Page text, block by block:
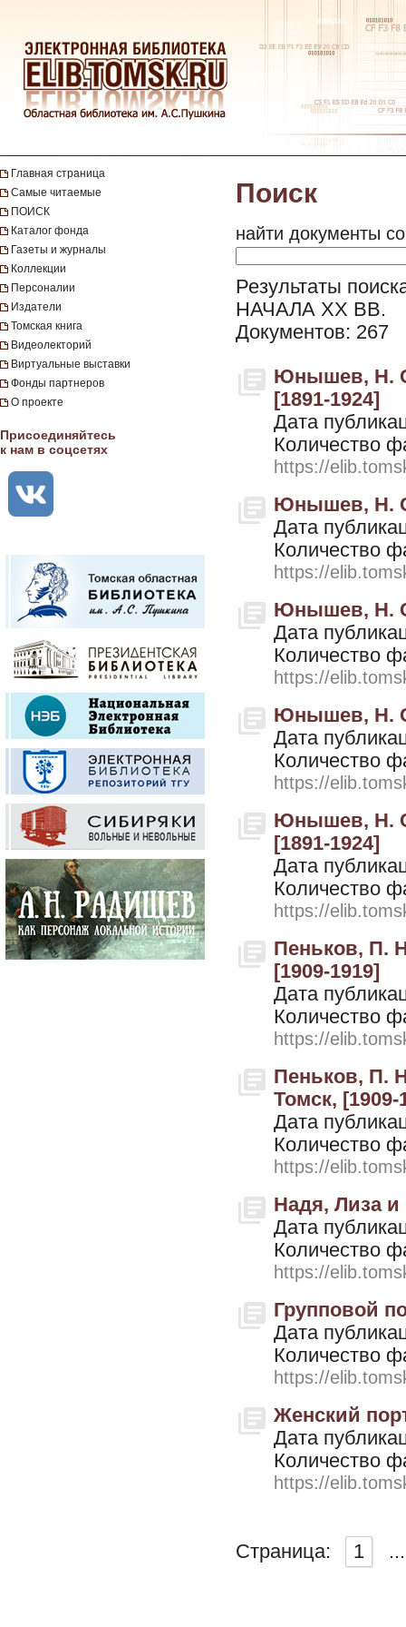
Главная страница
Самые читаемые
ПОИСК
Каталог фонда
Газеты и журналы
Коллекции
Персоналии
Издатели
Томская книга
Видеолекторий
Виртуальные выставки
Фонды партнеров
О проекте
Присоединяйтесь
к нам в соцсетях
Поиск
найти документы
Результаты
НАЧАЛА XX ВВ.
Документов: 267
Юнышев, Н.
[1891-1924]
Дата
Количество
https://
Юнышев, Н.
Дата
Количество
https://
Юнышев, Н.
Дата
Количество
https://
Юнышев, Н.
Дата
Количество
https://
Юнышев, Н.
[1891-1924]
Дата
Количество
https://
Пеньков, П.
[1909-1919]
Дата
Количество
https://
Пеньков, П.
Томск, [1909-
Дата
Количество
https://
Надя, Лиза и
Дата
Количество
https://
Групповой
Дата
Количество
https://
Женский
Дата
Количество
https://
Страница: 1 ...